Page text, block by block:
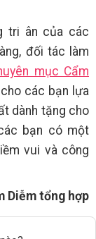
tri ân của các
đối tác làm
mục Cẩm
các bạn lựa
dành tặng cho
bạn có một
vui và công
Diễm tổng hợp